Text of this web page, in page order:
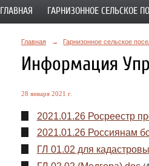
ГЛАВНАЯ ГАРНИЗОННОЕ СЕЛЬСКОЕ
Главная → Гарнизонное сельское
Информация
28 января 2021 г.
2021.01.26 Росреестр
2021.01.26 Россиянам
ГЛ 01.02 для